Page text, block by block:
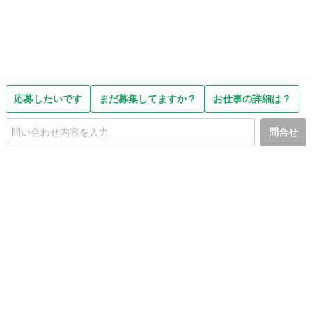
応募したいです まだ募集してますか？ お仕事の詳細は？
問合せ